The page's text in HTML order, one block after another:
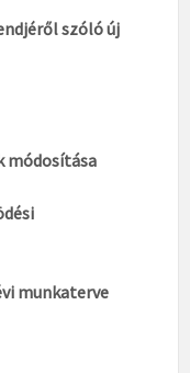
szóló új
módosítása
munkaterve